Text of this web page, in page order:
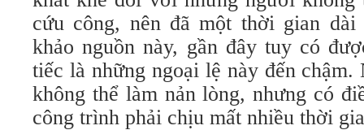
cứu công, nên đã một thời gian
khảo nguồn này, gần đây tuy có
tiếc là những ngoại lệ này đến
không thể làm nản lòng, nhưng có
công trình phải chịu mất nhiều thời